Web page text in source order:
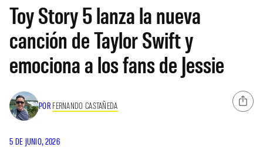
Toy Story 5 lanza la nueva
canción de Taylor Swift y
emociona a los fans de Jessie
POR FERNANDO CASTAÑEDA
5 DE JUNIO, 2026